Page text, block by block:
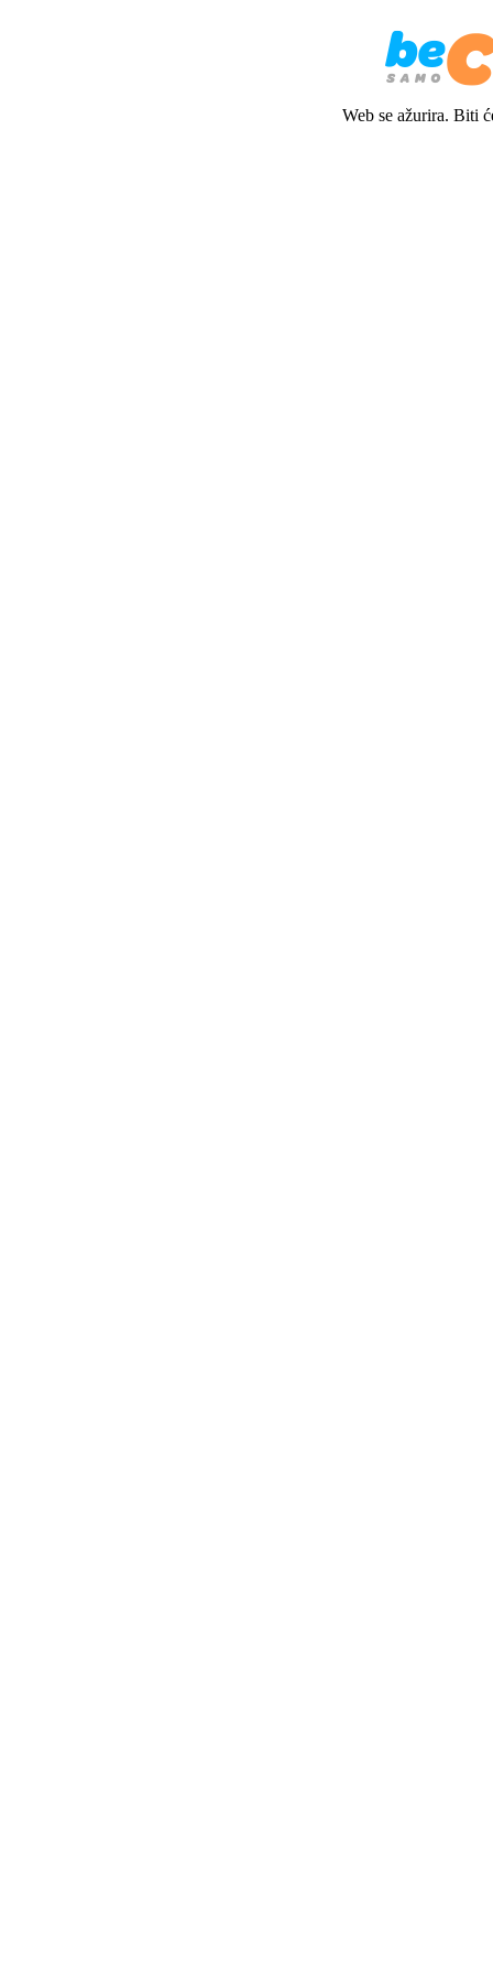
Web se ažurira. Biti